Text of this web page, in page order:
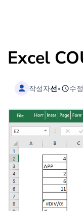
Excel
작성자선• 수